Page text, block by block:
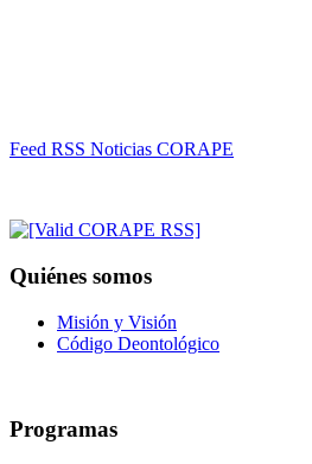
Feed RSS Noticias CORAPE
Quiénes somos
Misión y Visión
Código Deontológico
Programas